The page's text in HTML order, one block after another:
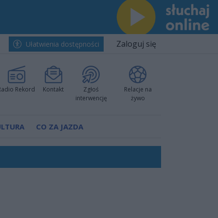
Ułatwienia dostępności Zaloguj się
Rekord Kontakt
Zgłoś
interwencję
Relacje na
żywo
CO ZA JAZDA